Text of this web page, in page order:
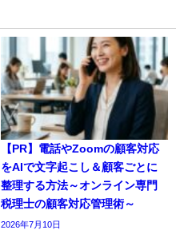
【PR】電話やZoomの顧客対応
をAIで文字起こし＆顧客ごとに
整理する方法～オンライン専門
税理士の顧客対応管理術～
2026年7月10日